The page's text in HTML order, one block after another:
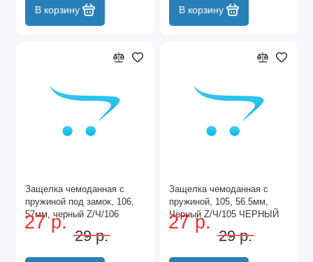
В корзину В корзину
Защелка чемоданная с
пружиной под замок, 106,
57мм, черный Z/Ч/106
ЧЕРНЫЙ
27 р.
29 р.
Защелка чемоданная с
пружиной, 105, 56.5мм,
Черный Z/Ч/105 ЧЕРНЫЙ
27 р.
29 р.